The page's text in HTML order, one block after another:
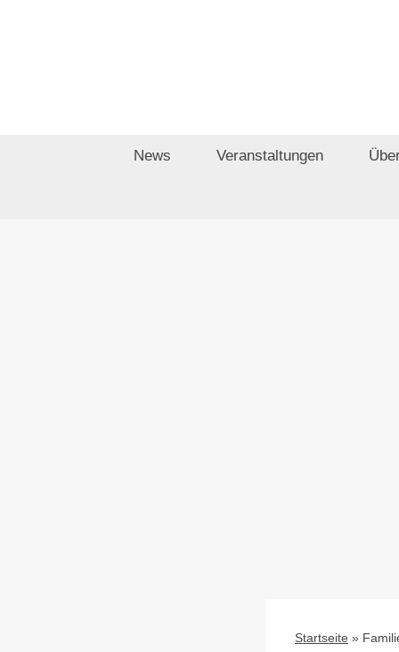
News Veranstaltungen
Startseite »